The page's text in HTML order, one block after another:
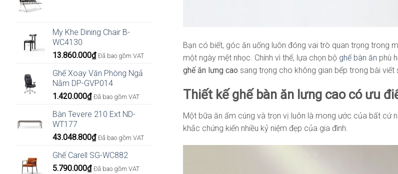
My Khe Dining Chair B-
WC4130
13.860.000₫ Đã bao gồm VAT
Ghế Xoay Văn Phòng Ngả
Nằm DP-GVP014
1.420.000₫ Đã bao gồm VAT
Bàn Tevere 210 Ext ND-
WT177
43.048.800₫ Đã bao gồm VAT
Ghế Carell SG-WC882
5.790.000₫ Đã bao gồm VAT
Bạn có biết, góc ăn uống luôn đóng vai trò quan trọng trong
một ngày mệt nhọc. Chính vì thế, lựa chọn bộ ghế bàn ăn phù
ghế ăn lưng cao sang trọng cho không gian bếp trong bài viết
Thiết kế ghế bàn ăn lưng cao có ưu
Một bữa ăn ấm cúng và trọn vị luôn là mong ước của bất cứ
khắc chứng kiến nhiều kỷ niệm đẹp của gia đình.